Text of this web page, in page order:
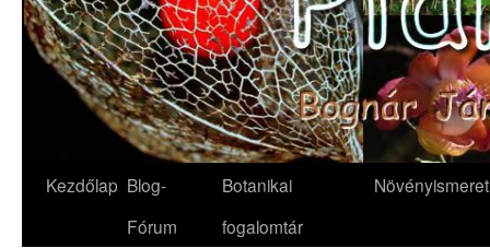
Kezdőlap Blog-
Fórum
Botanikai
fogalomtár
Növényismeret